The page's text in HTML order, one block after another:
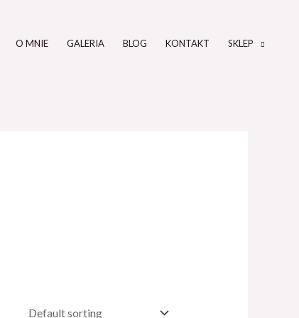
O MNIE GALERIA BLOG KONTAKT SKLEP